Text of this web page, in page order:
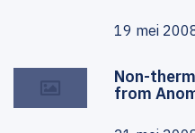
19 mei
Non-
from